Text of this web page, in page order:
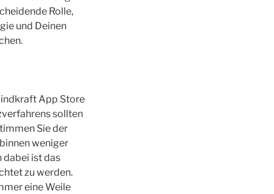
Rolle,
und Deinen
App Store
sollten
Sie der
weniger
dabei ist das
zu werden.
eine Weile